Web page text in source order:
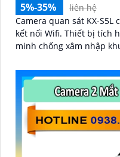
5%-35%
liên hệ
Camera quan sát KX-S5L
kết nối Wifi. Thiết bị tích hợp chức năng bảo vệ thông
minh chống xâm nhập